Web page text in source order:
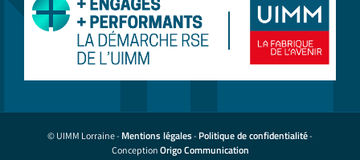
© UIMM Lorraine - Mentions légales- Politique de confidentialité-
Conception Origo Communication